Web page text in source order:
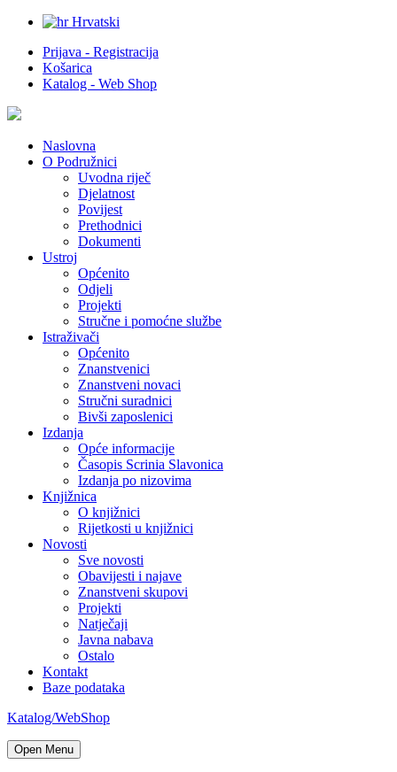
Hrvatski
Prijava - Registracija
Košarica
Katalog - Web Shop
Naslovna
O Podružnici
Uvodna riječ
Djelatnost
Povijest
Prethodnici
Dokumenti
Ustroj
Općenito
Odjeli
Projekti
Stručne i pomoćne službe
Istraživači
Općenito
Znanstvenici
Znanstveni novaci
Stručni suradnici
Bivši zaposlenici
Izdanja
Opće informacije
Časopis Scrinia Slavonica
Izdanja po nizovima
Knjižnica
O knjižnici
Rijetkosti u knjižnici
Novosti
Sve novosti
Obavijesti i najave
Znanstveni skupovi
Projekti
Natječaji
Javna nabava
Ostalo
Kontakt
Baze podataka
Katalog/WebShop
Open Menu